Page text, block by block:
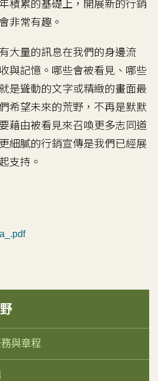
非常有趣。
量的訊息在我們的身邊流
與記憶。哪些會被看見、哪些
是聳動的文字或精緻的畫面最
希望未來的荒野，不再是默默
藉由被看見來召喚更多志同道
細膩的行銷宣傳是我們已經展
支持。
與章程